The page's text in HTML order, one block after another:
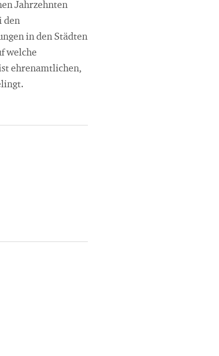
Jahrzehnten
den
in den Städten
welche
ehrenamtlichen,